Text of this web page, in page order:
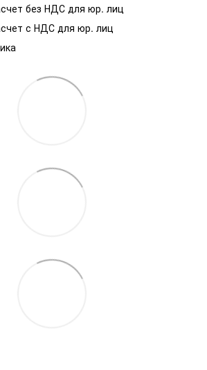
без НДС для юр. лиц
с НДС для юр. лиц